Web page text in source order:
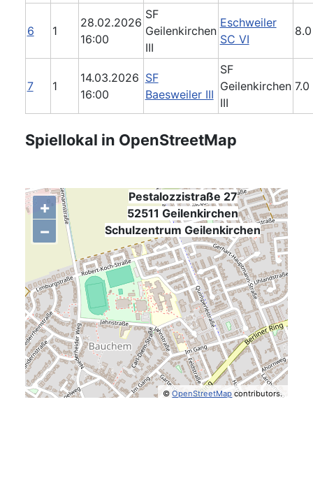
6 1
28.02.2026
16:00
SF
Geilenkirchen
III
Eschweiler
SC VI
7 1
14.03.2026
16:00
SF
Baesweiler III
SF
Geilenkirchen
III
Spiellokal in OpenStreetMap
+
−
©OpenStreetMap contributors.
Pestalozzistraße 27
52511 Geilenkirchen
Schulzentrum Geilenkirchen